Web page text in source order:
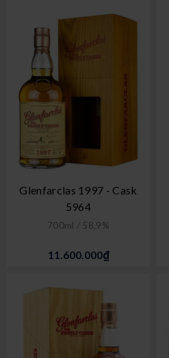
Glenfarclas 1997 - Cask
5964
700ml / 58,9%
11.600.000₫